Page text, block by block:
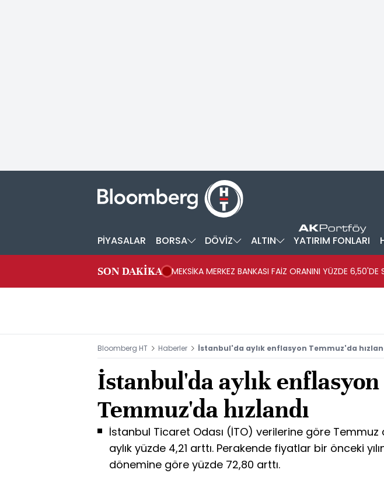
PİYASALAR BORSA DÖVİZ ALTIN YATIRIM FONLARI
SON DAKİKA MEKSİKA MERKEZ BANKASI FAİZ ORANINI YÜZDE 6,50'DE
Bloomberg HT Haberler İstanbul'da aylık enflasyon Temmuz'da
İstanbul'da aylık enflasyon
Temmuz'da hızlandı
İstanbul Ticaret Odası (İTO) verilerine göre Temmuz
aylık yüzde 4,21 arttı. Perakende fiyatlar bir önceki
dönemine göre yüzde 72,80 arttı.